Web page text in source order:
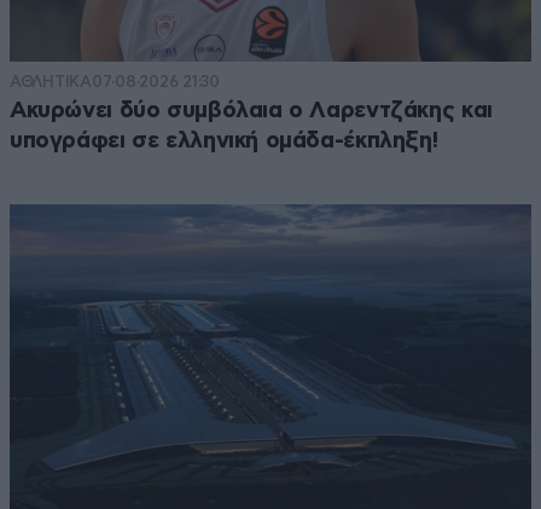
ΑΘΛΗΤΙΚΑ07·08·2026 21:30
Ακυρώνει δύο συμβόλαια ο Λαρεντζάκης και
υπογράφει σε ελληνική ομάδα-έκπληξη!